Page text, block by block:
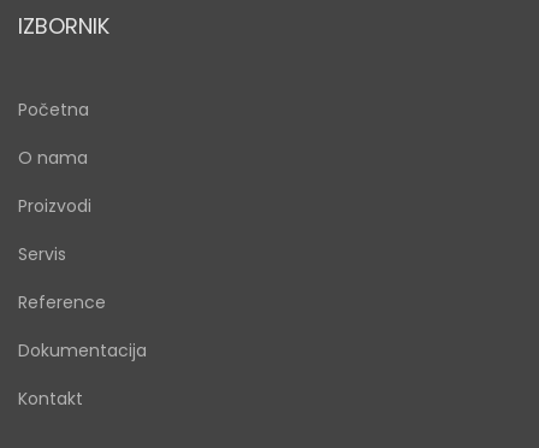
IZBORNIK
Početna
O nama
Proizvodi
Servis
Reference
Dokumentacija
Kontakt